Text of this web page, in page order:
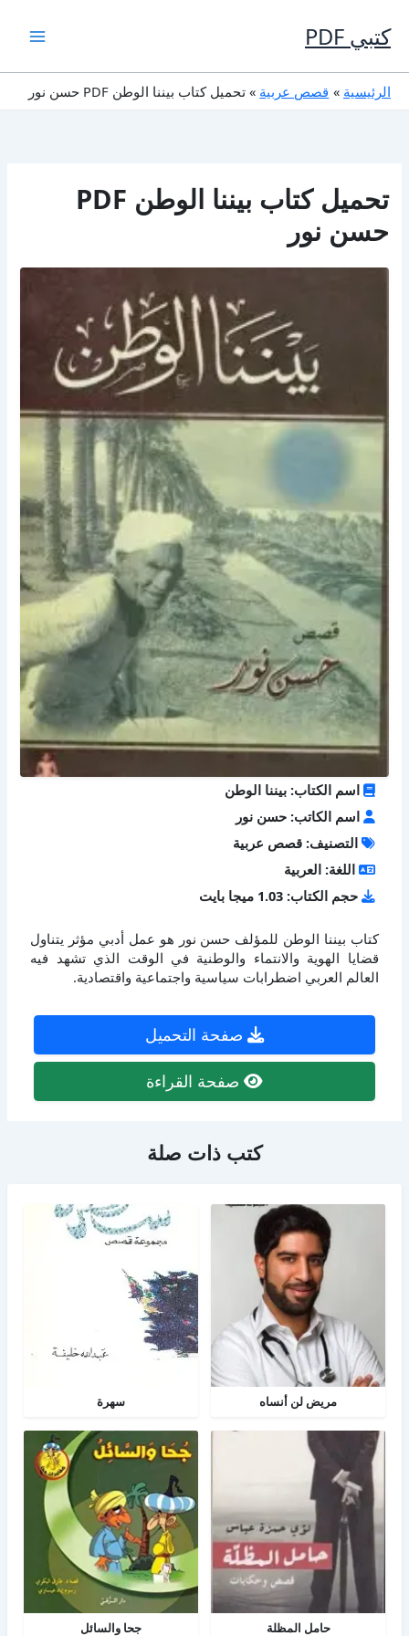
إلى
المحتوى
كتبي PDF
الرئيسية قصص عربية تحميل كتاب بيننا الوطن PDF حسن نور
تحميل كتاب بيننا الوطن PDF
حسن نور
اسم الكتاب: بيننا الوطن
اسم الكاتب: حسن نور
التصنيف: قصص عربية
اللغة: العربية
حجم الكتاب: 1.03 ميجا بايت
كتاب بيننا الوطن للمؤلف حسن نور هو عمل أدبي مؤثر يتناول
قضايا الهوية والانتماء والوطنية في الوقت الذي تشهد فيه
العالم العربي اضطرابات سياسية واجتماعية واقتصادية.
صفحة التحميل
صفحة القراءة
كتب ذات صلة
مريض لن أنساه سهرة
حامل المظلة جحا والسائل